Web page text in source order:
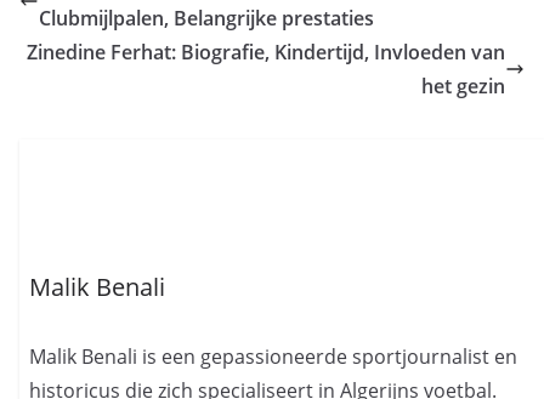
Clubmijlpalen, Belangrijke prestaties
Zinedine Ferhat: Biografie, Kindertijd, Invloeden van
het gezin
Malik Benali
Malik Benali is een gepassioneerde sportjournalist en
historicus die zich specialiseert in Algerijns voetbal.